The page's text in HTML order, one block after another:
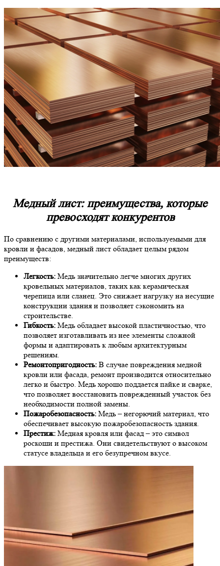
Медный лист: преимущества, которые
превосходят конкурентов
По сравнению с другими материалами, используемыми для
кровли и фасадов, медный лист обладает целым рядом
преимуществ:
Легкость: Медь значительно легче многих других
кровельных материалов, таких как керамическая
черепица или сланец. Это снижает нагрузку на несущие
конструкции здания и позволяет сэкономить на
строительстве.
Гибкость: Медь обладает высокой пластичностью, что
позволяет изготавливать из нее элементы сложной
формы и адаптировать к любым архитектурным
решениям.
Ремонтопригодность: В случае повреждения медной
кровли или фасада, ремонт производится относительно
легко и быстро. Медь хорошо поддается пайке и сварке,
что позволяет восстановить поврежденный участок без
необходимости полной замены.
Пожаробезопасность: Медь – негорючий материал, что
обеспечивает высокую пожаробезопасность здания.
Престиж: Медная кровля или фасад – это символ
роскоши и престижа. Они свидетельствуют о высоком
статусе владельца и его безупречном вкусе.